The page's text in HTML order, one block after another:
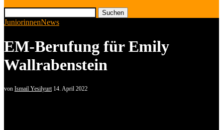
Suchen
JuniorinnenNews
EM-Berufung für Emily
Wallrabenstein
von Ismail Yesilyurt 14. April 2022